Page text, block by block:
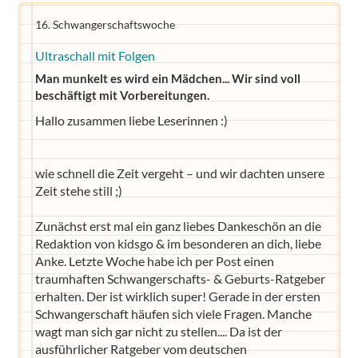
16. Schwangerschaftswoche
Ultraschall mit Folgen
Man munkelt es wird ein Mädchen... Wir sind voll
beschäftigt mit Vorbereitungen.
Hallo zusammen liebe Leserinnen :)
wie schnell die Zeit vergeht – und wir dachten unsere
Zeit stehe still ;)
Zunächst erst mal ein ganz liebes Dankeschön an die
Redaktion von kidsgo & im besonderen an dich, liebe
Anke. Letzte Woche habe ich per Post einen
traumhaften Schwangerschafts- & Geburts-Ratgeber
erhalten. Der ist wirklich super! Gerade in der ersten
Schwangerschaft häufen sich viele Fragen. Manche
wagt man sich gar nicht zu stellen.... Da ist der
ausführlicher Ratgeber vom deutschen